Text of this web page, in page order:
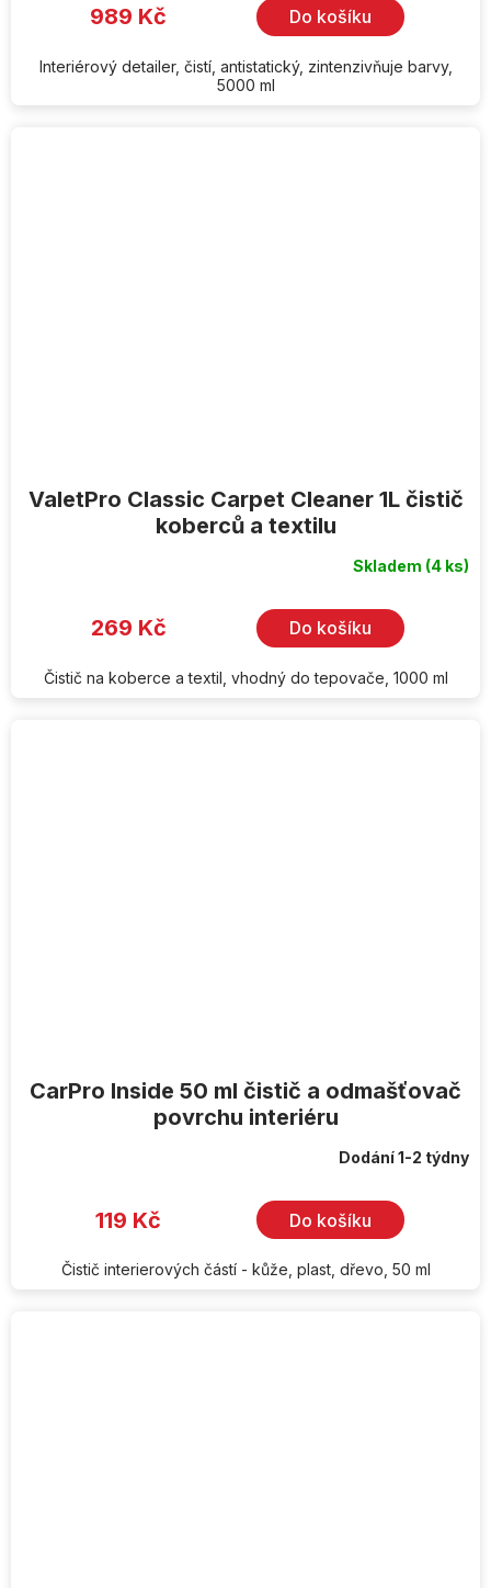
989 Kč Do košíku
Interiérový detailer, čistí, antistatický, zintenzivňuje barvy,
5000 ml
ValetPro Classic Carpet Cleaner 1L čistič
koberců a textilu
Skladem (4 ks)
269 Kč Do košíku
Čistič na koberce a textil, vhodný do tepovače, 1000 ml
CarPro Inside 50 ml čistič a odmašťovač
povrchu interiéru
Dodání 1-2 týdny
119 Kč Do košíku
Čistič interierových částí - kůže, plast, dřevo, 50 ml